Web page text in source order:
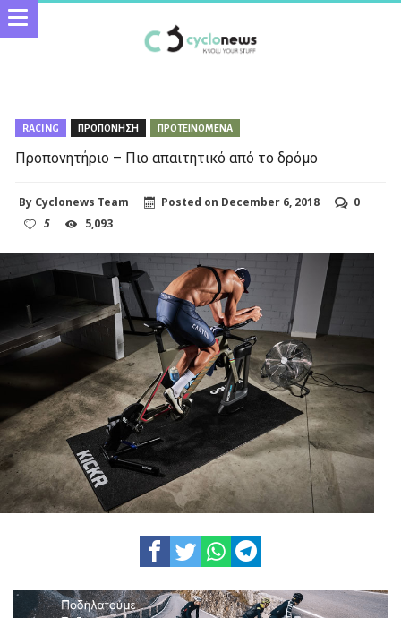
RACING ΠΡΟΠΟΝΗΣΗ ΠΡΟΤΕΙΝΟΜΕΝΑ
Προπονητήριο – Πιο απαιτητικό από το δρόμο
By Cyclonews Team Posted on December 6, 2018
0
5
5,093